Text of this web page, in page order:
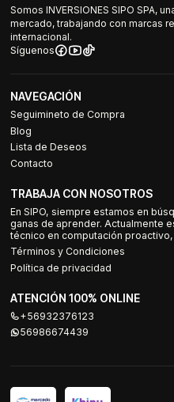
Somos INVERSIONES SIPO SPA,
mercado, trabajando con marcas
internacional.
Síguenos
NAVEGACIÓN
Seguimineto de Compra
Blog
Lista de Deseos
Contacto
TRABAJA CON NOSOTROS
En SIPO, siempre estamos en
ganas de aprender. Actualmente
técnico en computación
Términos y Condiciones
Política de privacidad
ATENCIÓN 100% ONLINE
+56932376123
56986674439